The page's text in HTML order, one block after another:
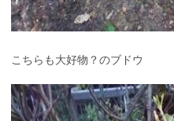
こちらも大好物？のブドウ